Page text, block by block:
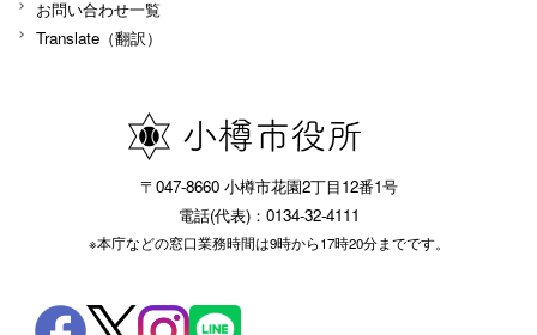
お問い合わせ一覧
Translate（翻訳）
〒047-8660 小樽市花園2丁目12番1号
電話(代表)：0134-32-4111
※本庁などの窓口業務時間は9時から17時20分までです。